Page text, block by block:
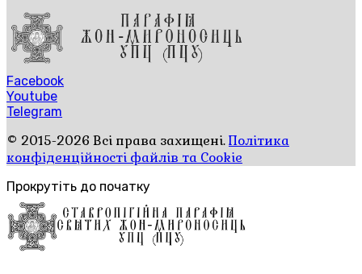
Facebook
Youtube
Telegram
© 2015-2026 Всі права захищені.Політика
конфіденційності файлів та Cookie
Прокрутіть до початку